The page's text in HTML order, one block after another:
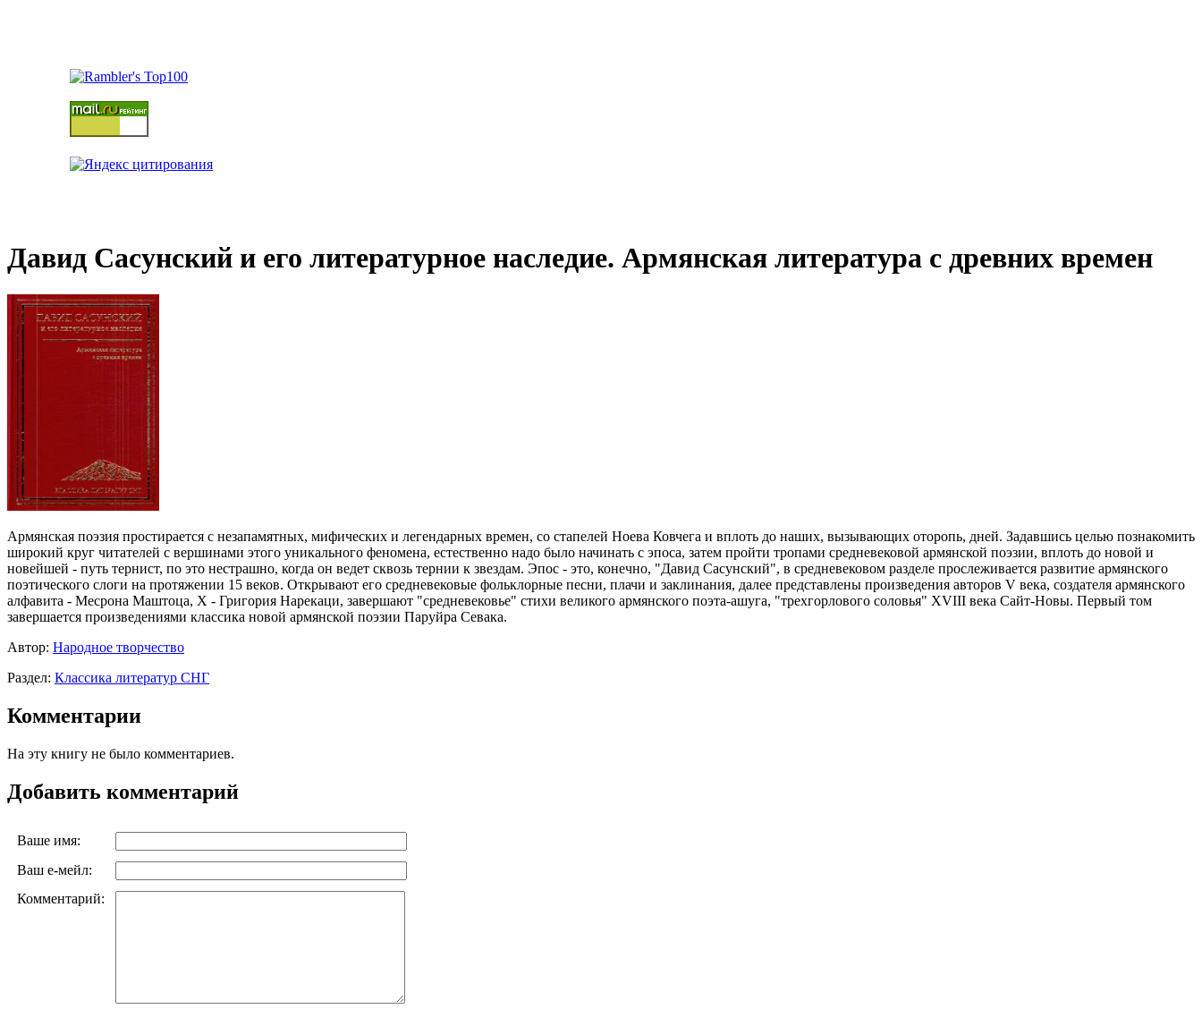
Давид Сасунский и его литературное наследие. Армянская литература с древних времен
Армянская поэзия простирается с незапамятных, мифических и легендарных времен, со стапелей Ноева Ковчега и вплоть до наших, вызывающих оторопь, дней. Задавшись целью познакомить
широкий круг читателей с вершинами этого уникального феномена, естественно надо было начинать с эпоса, затем пройти тропами средневековой армянской поэзии, вплоть до новой и
новейшей - путь тернист, по это нестрашно, когда он ведет сквозь тернии к звездам. Эпос - это, конечно, "Давид Сасунский", в средневековом разделе прослеживается развитие армянского
поэтического слоги на протяжении 15 веков. Открывают его средневековые фольклорные песни, плачи и заклинания, далее представлены произведения авторов V века, создателя армянского
алфавита - Месрона Маштоца, X - Григория Нарекаци, завершают "средневековье" стихи великого армянского поэта-ашуга, "трехгорлового соловья" XVIII века Сайт-Новы. Первый том
завершается произведениями классика новой армянской поэзии Паруйра Севака.
Автор: Народное творчество
Раздел: Классика литератур СНГ
Комментарии
На эту книгу не было комментариев.
Добавить комментарий
Ваше имя:
Ваш е-мейл:
Комментарий: